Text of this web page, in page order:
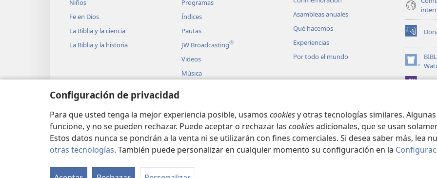
Configuración de privacidad
Para que usted tenga la mejor experiencia posible, usamos cookiesy otras tecnologías similares. Algunas
funcione, y no se pueden rechazar. Puede aceptar o rechazar las cookiesadicionales, que se usan
Estos datos nunca se pondrán a la venta ni se utilizarán con fines comerciales. Si desea saber más, lea
otras tecnologías. También puede personalizar en cualquier momento su configuración en la
Niños
Fe en Dios
La Biblia y la ciencia
La Biblia y la historia
Programas
Índices
Pautas
JW Broadcasting®
Videos
Música
Biblia
Asambleas anuales
Qué hacemos
Experiencias
Por todo el mundo
(abre
una
nueva
ventana)
(abre
una
Copyright© 2026 Watch Tower Bible and Tract Society of Pennsylvania. CONDICIONES DE USO|POLÍTICA DE